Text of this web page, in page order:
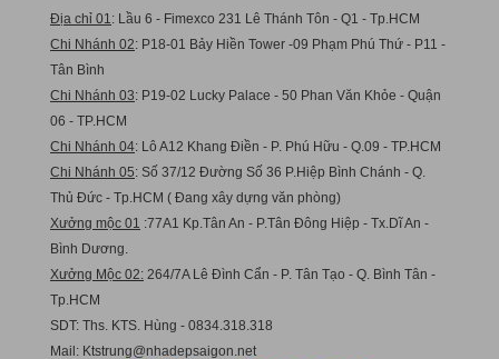
Địa chỉ 01 : Lầu 6 - Fimexco 231 Lê Thánh Tôn - Q1 - Tp.HCM
Chi Nhánh 02: P18-01 Bảy Hiền Tower -09 Phạm Phú Thứ - P11 -
Tân Bình
Chi Nhánh 03: P19-02 Lucky Palace - 50 Phan Văn Khỏe - Quận
06 - TP.HCM
Chi Nhánh 04: Lô A12 Khang Điền - P. Phú Hữu - Q.09 - TP.HCM
Chi Nhánh 05: Số 37/12 Đường Số 36 P.Hiệp Bình Chánh - Q.
Thủ Đức - Tp.HCM ( Đang xây dựng văn phòng)
Xưởng mộc 01
:77A1 Kp.Tân An - P.Tân Đông Hiệp - Tx.Dĩ An -
Bình Dương.
Xưởng Mộc 02: 264/7A Lê Đình Cẩn - P. Tân Tạo - Q. Bình Tân -
Tp.HCM
SDT: Ths. KTS. Hùng - 0834.318.318
Mail: Ktstrung@nhadepsaigon.net